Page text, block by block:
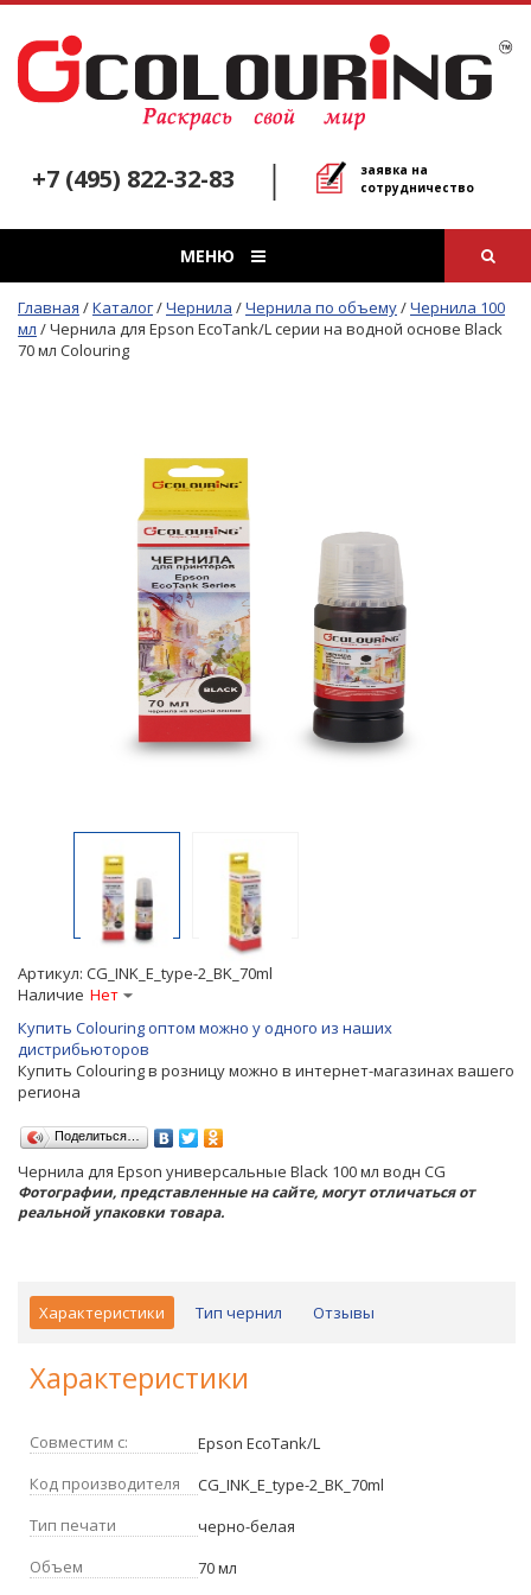
+7 (495) 822-32-83
заявка на
сотрудничество
МЕНЮ
Главная /Каталог/Чернила /Чернила по объему/Чернила 100
мл /Чернила для Epson EcoTank/L серии на водной основе Black
70 мл Colouring
Артикул: CG_INK_E_type-2_BK_70ml
Наличие Нет
Купить Colouring оптом можно у одного из наших
дистрибьюторов
Купить Colouring в розницу можно в интернет-магазинах вашего
региона
Поделиться…
Чернила для Epson универсальные Black 100 мл водн CG
Фотографии, представленные на сайте, могут отличаться от
реальной упаковки товара.
Характеристики Тип чернил Отзывы
Характеристики
Совместим с:
Epson EcoTank/L
Код производителя
CG_INK_E_type-2_BK_70ml
Тип печати
черно-белая
Объем
70 мл